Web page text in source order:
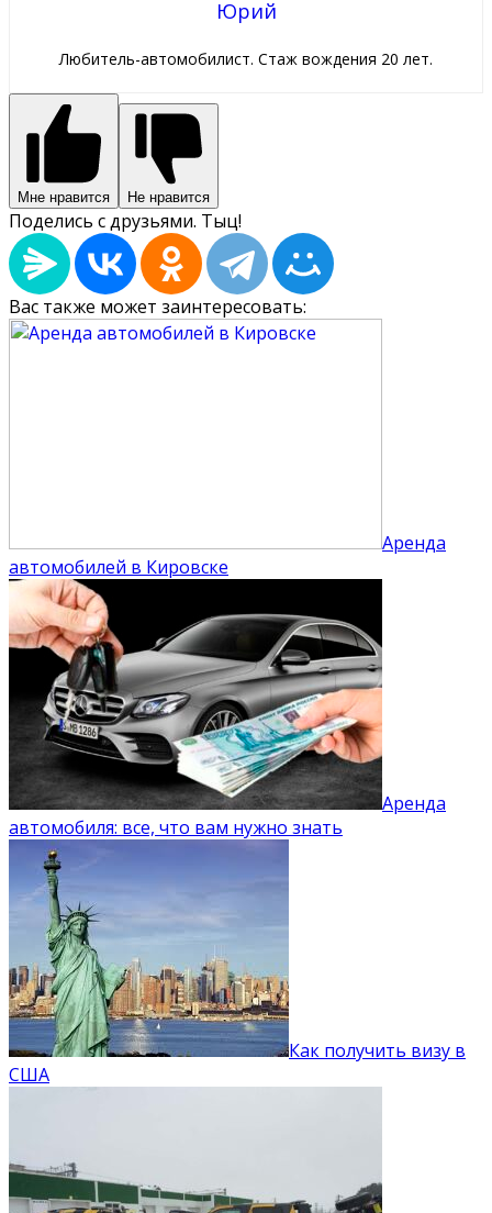
Юрий
Любитель-автомобилист. Стаж вождения 20 лет.
Мне нравится Не нравится
Поделись с друзьями. Тыц!
Вас также может заинтересовать:
Аренда
автомобилей в Кировске
Аренда
автомобиля: все, что вам нужно знать
Как получить визу в
США